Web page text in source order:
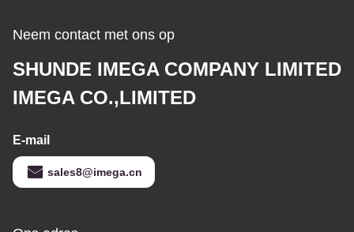
Neem contact met ons op
SHUNDE IMEGA COMPANY LIMITED
IMEGA CO.,LIMITED
E-mail
sales8@imega.cn